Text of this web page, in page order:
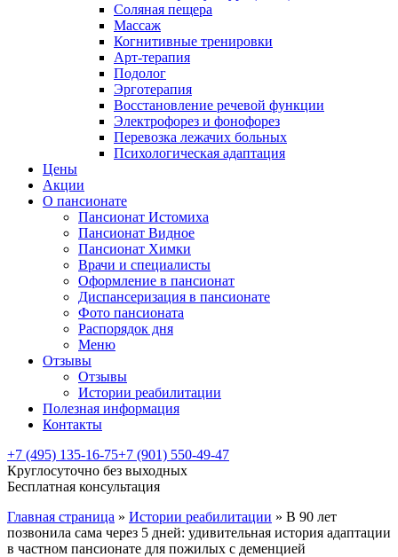
Соляная пещера
Массаж
Когнитивные тренировки
Арт-терапия
Подолог
Эрготерапия
Восстановление речевой функции
Электрофорез и фонофорез
Перевозка лежачих больных
Психологическая адаптация
Цены
Акции
О пансионате
Пансионат Истомиха
Пансионат Видное
Пансионат Химки
Врачи и специалисты
Оформление в пансионат
Диспансеризация в пансионате
Фото пансионата
Распорядок дня
Меню
Отзывы
Отзывы
Истории реабилитации
Полезная информация
Контакты
+7 (495) 135-16-75+7 (901) 550-49-47
Круглосуточно без выходных
Бесплатная консультация
Главная страница » Истории реабилитации » В 90 лет
позвонила сама через 5 дней: удивительная история адаптации
в частном пансионате для пожилых с деменцией